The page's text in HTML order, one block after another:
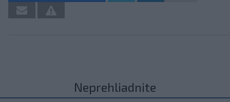
Neprehliadnite